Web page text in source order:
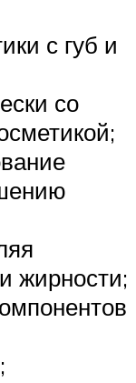
с губ и
со
жирности;